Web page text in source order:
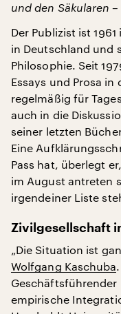
und den Säkularen
Der Publizist ist
in Deutschland und
Philosophie. Seit
Essays und Prosa
regelmäßig für
auch in die
seiner letzten
Eine
Pass hat, überlegt
im August antreten
irgendeiner Liste
Zivilgesellschaft
„Die Situation ist
Wolfgang Kaschuba
empirische